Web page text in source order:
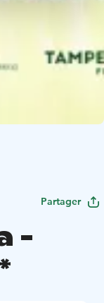
Partager
-